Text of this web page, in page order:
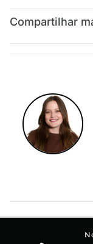
Compartilhar